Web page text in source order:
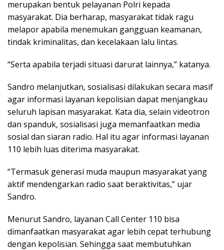
merupakan bentuk pelayanan Polri kepada
masyarakat. Dia berharap, masyarakat tidak ragu
melapor apabila menemukan gangguan keamanan,
tindak kriminalitas, dan kecelakaan lalu lintas.
“Serta apabila terjadi situasi darurat lainnya,” katanya.
Sandro melanjutkan, sosialisasi dilakukan secara masif
agar informasi layanan kepolisian dapat menjangkau
seluruh lapisan masyarakat. Kata dia, selain videotron
dan spanduk, sosialisasi juga memanfaatkan media
sosial dan siaran radio. Hal itu agar informasi layanan
110 lebih luas diterima masyarakat.
“Termasuk generasi muda maupun masyarakat yang
aktif mendengarkan radio saat beraktivitas,” ujar
Sandro.
Menurut Sandro, layanan Call Center 110 bisa
dimanfaatkan masyarakat agar lebih cepat terhubung
dengan kepolisian. Sehingga saat membutuhkan